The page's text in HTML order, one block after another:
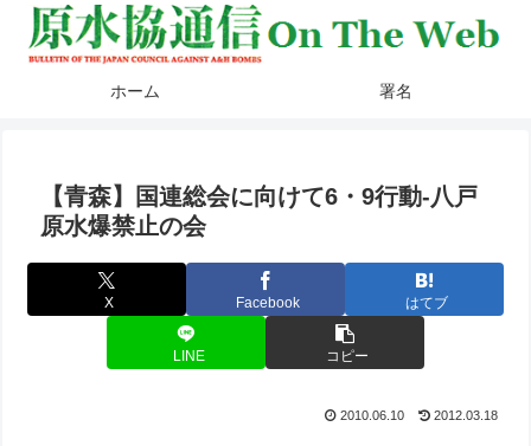
ホーム 署名
【青森】国連総会に向けて6・9行動‐八戸
原水爆禁止の会
X Facebook はてブ
LINE コピー
2010.06.10 2012.03.18